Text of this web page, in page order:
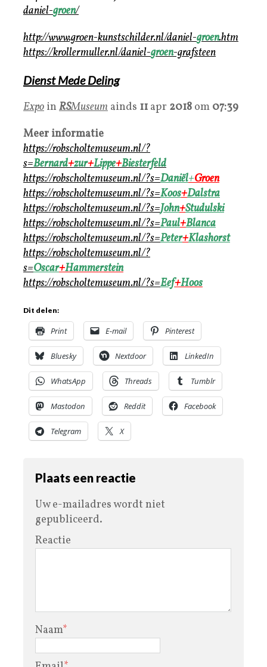
daniel-groen/
http://www.groen-kunstschilder.nl/daniel-groen.htm
https://krollermuller.nl/daniel-groen-grafsteen
Dienst Mede Deling
Expo in RSMuseum ainds 11 apr 2018 om 07:39
Meer informatie
https://robscholtemuseum.nl/?
s=Bernard+zur+Lippe+Biesterfeld
https://robscholtemuseum.nl/?s=Daniël+Groen
https://robscholtemuseum.nl/?s=Koos+Dalstra
https://robscholtemuseum.nl/?s=John+Studulski
https://robscholtemuseum.nl/?s=Paul+Blanca
https://robscholtemuseum.nl/?s=Peter+Klashorst
https://robscholtemuseum.nl/?
s=Oscar+Hammerstein
https://robscholtemuseum.nl/?s=Eef+Hoos
Dit delen:
Print E-mail Pinterest
Bluesky Nextdoor LinkedIn
WhatsApp Threads Tumblr
Mastodon Reddit Facebook
Telegram X
Plaats een reactie
Uw e-mailadres wordt niet
gepubliceerd.
Reactie
Naam*